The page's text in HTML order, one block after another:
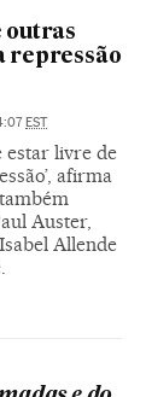
outras
repressão
EST
estar livre de
afirma
Auster,
Allende